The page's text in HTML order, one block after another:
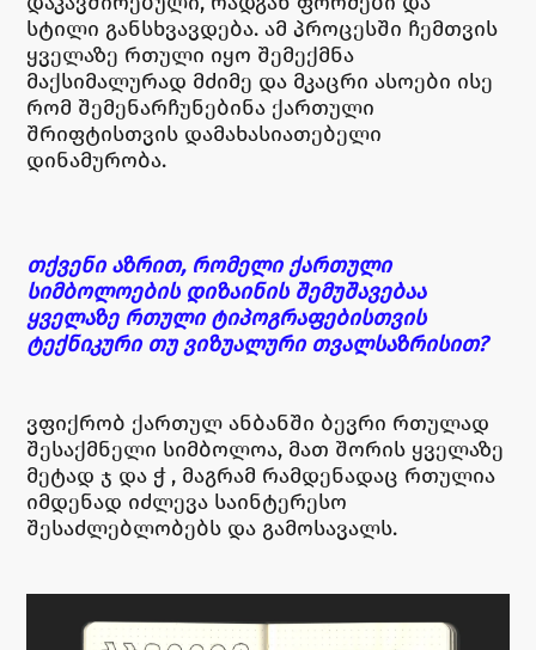
სტილი განსხვავდება. ამ პროცესში ჩემთვის
ყველაზე რთული იყო შემექმნა
მაქსიმალურად მძიმე და მკაცრი ასოები ისე
რომ შემენარჩუნებინა ქართული
შრიფტისთვის დამახასიათებელი
დინამურობა.
თქვენი აზრით, რომელი ქართული
სიმბოლოების დიზაინის შემუშავებაა
ყველაზე რთული ტიპოგრაფებისთვის
ტექნიკური თუ ვიზუალური თვალსაზრისით?
ვფიქრობ ქართულ ანბანში ბევრი რთულად
შესაქმნელი სიმბოლოა, მათ შორის ყველაზე
მეტად ჯ და ჭ , მაგრამ რამდენადაც რთულია
იმდენად იძლევა საინტერესო
შესაძლებლობებს და გამოსავალს.